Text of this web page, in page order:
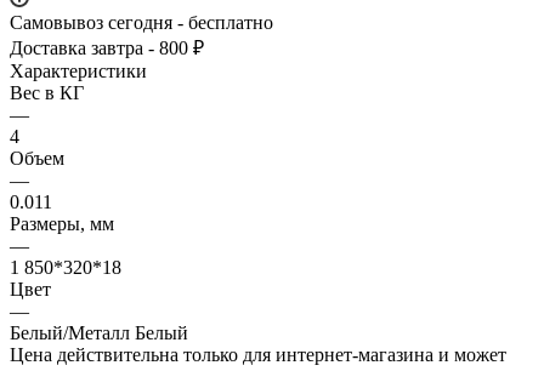
Самовывоз сегодня - бесплатно
Доставка завтра - 800 ₽
Характеристики
Вес в КГ
—
4
Объем
—
0.011
Размеры, мм
—
1 850*320*18
Цвет
—
Белый/Металл Белый
Цена действительна только для интернет-магазина и может